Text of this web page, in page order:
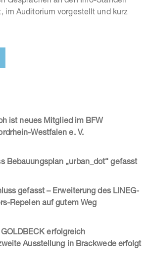
im Auditorium vorgestellt und kurz
ist neues Mitglied im BFW
Westfalen e. V.
Bebauungsplan „urban_dot“ gefasst
gefasst – Erweiterung des LINEG-
Repelen auf gutem Weg
erfolgreich
Ausstellung in Brackwede erfolgt